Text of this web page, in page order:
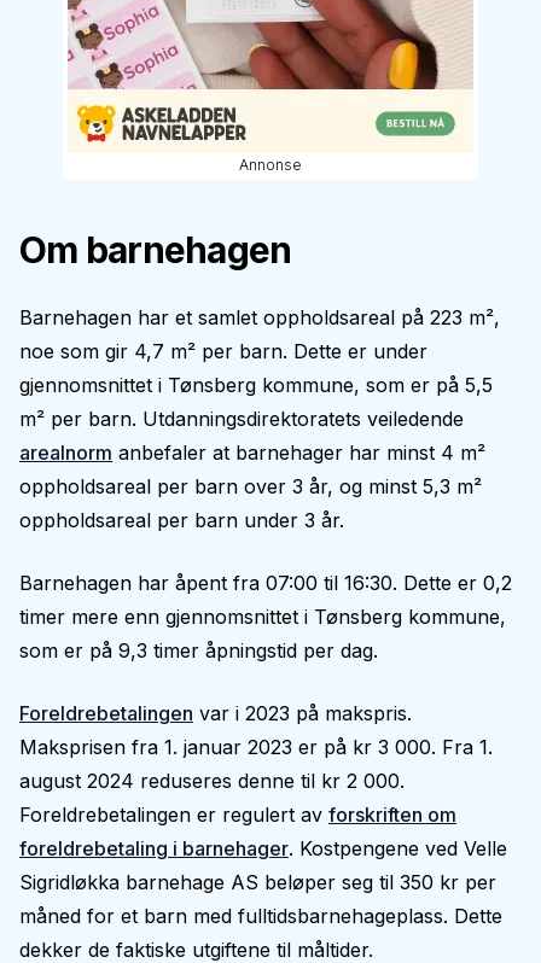
Annonse
Om barnehagen
Barnehagen har et samlet oppholdsareal på 223 m²,
noe som gir 4,7 m² per barn. Dette er under
gjennomsnittet i Tønsberg kommune, som er på 5,5
m² per barn. Utdanningsdirektoratets veiledende
arealnorm anbefaler at barnehager har minst 4 m²
oppholdsareal per barn over 3 år, og minst 5,3 m²
oppholdsareal per barn under 3 år.
Barnehagen har åpent fra 07:00 til 16:30. Dette er 0,2
timer mere enn gjennomsnittet i Tønsberg kommune,
som er på 9,3 timer åpningstid per dag.
Foreldrebetalingen var i 2023 på makspris.
Maksprisen fra 1. januar 2023 er på kr 3 000. Fra 1.
august 2024 reduseres denne til kr 2 000.
Foreldrebetalingen er regulert av forskriften om
foreldrebetaling i barnehager. Kostpengene ved Velle
Sigridløkka barnehage AS beløper seg til 350 kr per
måned for et barn med fulltidsbarnehageplass. Dette
dekker de faktiske utgiftene til måltider.